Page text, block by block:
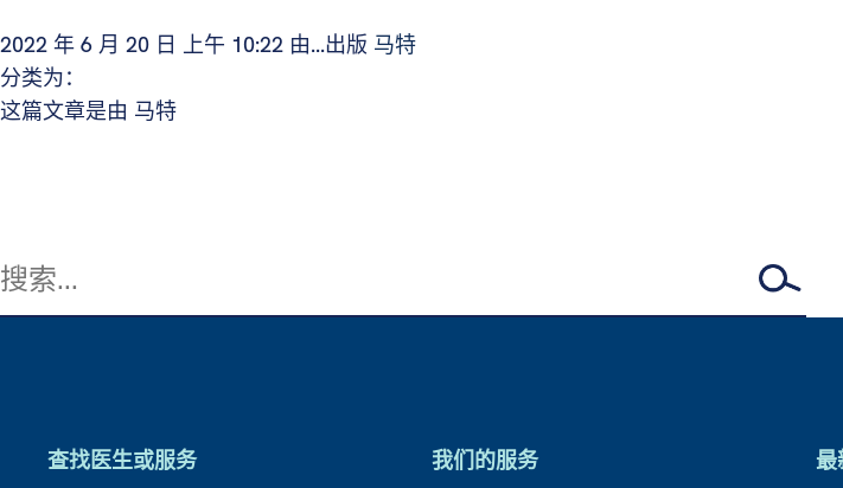
2022 年 6 月 20 日 上午 10:22 由...出版 马特
分类为：
这篇文章是由 马特
查找医生或服务
我们的服务
最